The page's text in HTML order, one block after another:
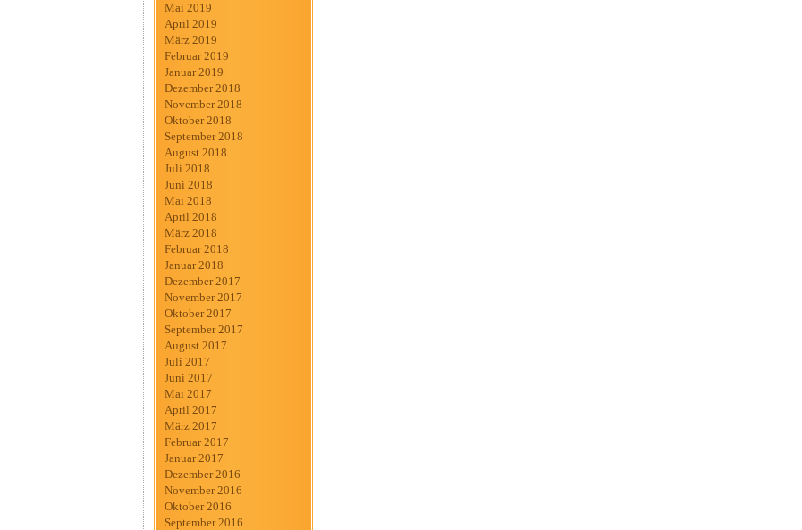
Mai 2019
April 2019
März 2019
Februar 2019
Januar 2019
Dezember 2018
November 2018
Oktober 2018
September 2018
August 2018
Juli 2018
Juni 2018
Mai 2018
April 2018
März 2018
Februar 2018
Januar 2018
Dezember 2017
November 2017
Oktober 2017
September 2017
August 2017
Juli 2017
Juni 2017
Mai 2017
April 2017
März 2017
Februar 2017
Januar 2017
Dezember 2016
November 2016
Oktober 2016
September 2016